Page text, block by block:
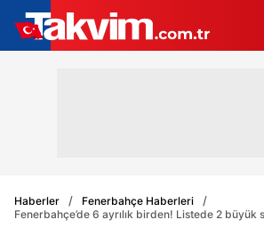
Haberler
Fenerbahçe Haberleri
Fenerbahçe’de 6 ayrılık birden! Listede 2 büyük